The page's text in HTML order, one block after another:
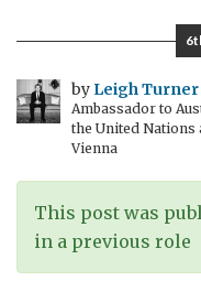
Oyunun
kuralları
by Leigh Turner
Ambassador to
the United
Vienna
This post was
in a previous role